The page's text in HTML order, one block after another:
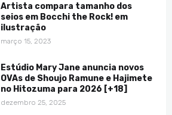
Artista compara tamanho dos
seios em Bocchi the Rock! em
ilustração
março 15, 2023
Estúdio Mary Jane anuncia novos
OVAs de Shoujo Ramune e Hajimete
no Hitozuma para 2026 [+18]
dezembro 25, 2025